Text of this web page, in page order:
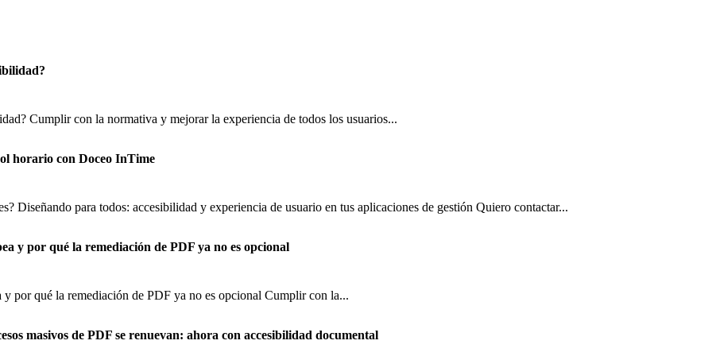
Cumplir con la normativa y mejorar la experiencia de todos los usuarios...
horario con Doceo InTime
Diseñando para todos: accesibilidad y experiencia de usuario en tus aplicaciones de gestión Quiero contactar...
y por qué la remediación de PDF ya no es opcional
por qué la remediación de PDF ya no es opcional Cumplir con la...
masivos de PDF se renuevan: ahora con accesibilidad documental